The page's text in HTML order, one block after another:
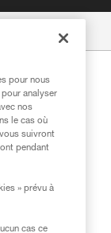
pour nous
analyser
nos
le cas où
suivront
pendant
» prévu à
cas ce